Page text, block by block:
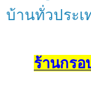
บ้านทั่วประเ
ร้านกรอ